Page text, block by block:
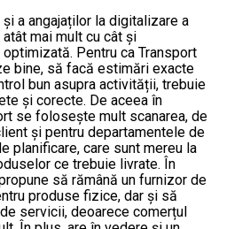
a angajaților la digitalizare a
mai mult cu cât și
Pentru ca Transport
bine, să facă estimări exacte
bun asupra activității, trebuie
și corecte. De aceea în
se folosește mult scanarea, de
și pentru departamentele de
planificare, care sunt mereu la
ce trebuie livrate. În
să rămână un furnizor de
produse fizice, dar și să
servicii, deoarece comerțul